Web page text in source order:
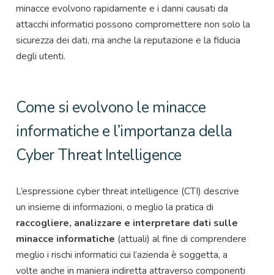
minacce evolvono rapidamente e i danni causati da
attacchi informatici possono compromettere non solo la
sicurezza dei dati, ma anche la reputazione e la fiducia
degli utenti.
Come si evolvono le minacce
informatiche e l’importanza della
Cyber Threat Intelligence
L’espressione cyber threat intelligence (CTI) descrive
un insieme di informazioni, o meglio la pratica di
raccogliere, analizzare e interpretare dati sulle
minacce informatiche (attuali) al fine di comprendere
meglio i rischi informatici cui l’azienda è soggetta, a
volte anche in maniera indiretta attraverso componenti